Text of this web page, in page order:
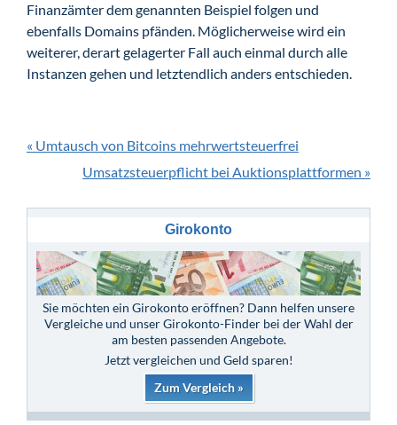
Finanzämter dem genannten Beispiel folgen und
ebenfalls Domains pfänden. Möglicherweise wird ein
weiterer, derart gelagerter Fall auch einmal durch alle
Instanzen gehen und letztendlich anders entschieden.
« Umtausch von Bitcoins mehrwertsteuerfrei
Umsatzsteuerpflicht bei Auktionsplattformen »
Girokonto
Sie möchten ein Girokonto eröffnen? Dann helfen unsere
Vergleiche und unser Girokonto-Finder bei der Wahl der
am besten passenden Angebote.
Jetzt vergleichen und Geld sparen!
Zum Vergleich »